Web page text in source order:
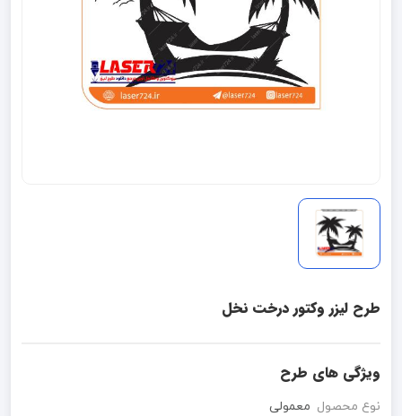
طرح لیزر وکتور درخت نخل
ویژگی های طرح
نوع محصول معمولی